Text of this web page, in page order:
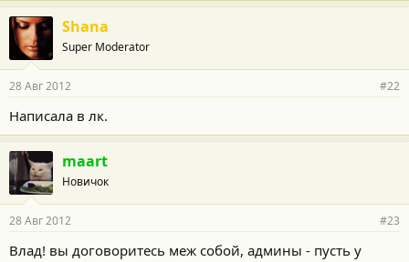
Shana
Super Moderator
28 Авг 2012 #22
Написала в лк.
maart
Новичок
28 Авг 2012 #23
Влад! вы договоритесь меж собой, админы - пусть у